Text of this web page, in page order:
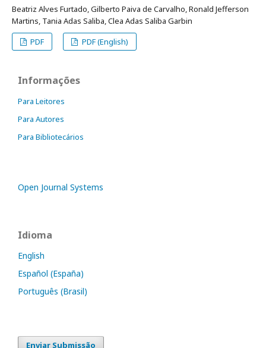
Beatriz Alves Furtado, Gilberto Paiva de Carvalho, Ronald Jefferson
Martins, Tania Adas Saliba, Clea Adas Saliba Garbin
PDF
PDF (English)
Informações
Para Leitores
Para Autores
Para Bibliotecários
Open Journal Systems
Idioma
English
Español (España)
Português (Brasil)
Enviar Submissão